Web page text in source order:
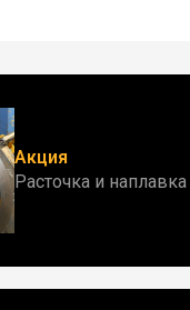
Акция
Расточка и